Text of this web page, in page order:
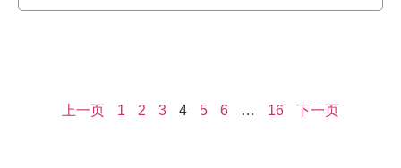
上一页 1 2 3 4 5 6 … 16 下一页